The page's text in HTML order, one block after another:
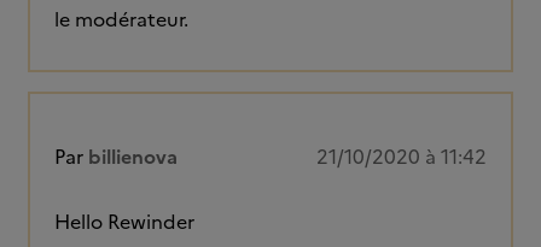
le modérateur.
Par billienova 21/10/2020 à 11:42
Hello Rewinder